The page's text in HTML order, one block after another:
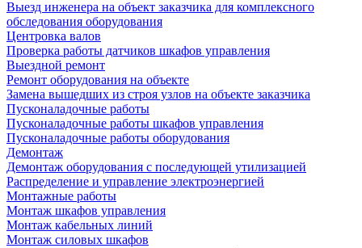
Выезд инженера на объект заказчика для комплексного
обследования оборудования
Центровка валов
Проверка работы датчиков шкафов управления
Выездной ремонт
Ремонт оборудования на объекте
Замена вышедших из строя узлов на объекте заказчика
Пусконаладочные работы
Пусконаладочные работы шкафов управления
Пусконаладочные работы оборудования
Демонтаж
Демонтаж оборудования с последующей утилизацией
Распределение и управление электроэнергией
Монтажные работы
Монтаж шкафов управления
Монтаж кабельных линий
Монтаж силовых шкафов